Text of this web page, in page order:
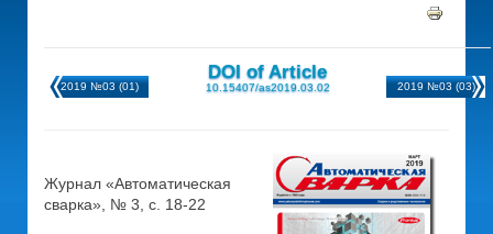
2019 №03 (01)
DOI of Article
10.15407/as2019.03.02 2019 №03 (03)
Журнал «Автоматическая
сварка», № 3, с. 18-22